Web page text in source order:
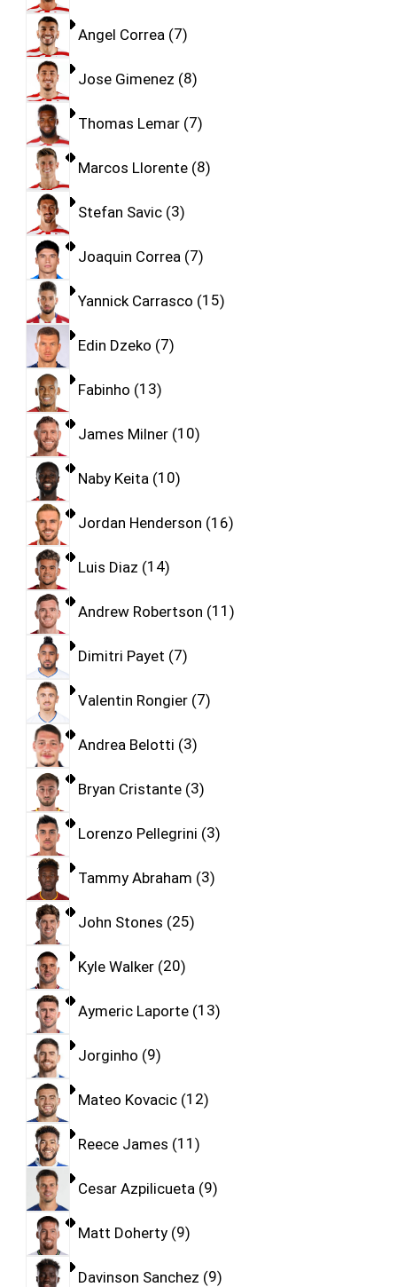
Angel Correa 7
Jose Gimenez 8
Thomas Lemar 7
Marcos Llorente 8
Stefan Savic 3
Joaquin Correa 7
Yannick Carrasco 15
Edin Dzeko 7
Fabinho 13
James Milner 10
Naby Keita 10
Jordan Henderson 16
Luis Diaz 14
Andrew Robertson 11
Dimitri Payet 7
Valentin Rongier 7
Andrea Belotti 3
Bryan Cristante 3
Lorenzo Pellegrini 3
Tammy Abraham 3
John Stones 25
Kyle Walker 20
Aymeric Laporte 13
Jorginho 9
Mateo Kovacic 12
Reece James 11
Cesar Azpilicueta 9
Matt Doherty 9
Davinson Sanchez 9